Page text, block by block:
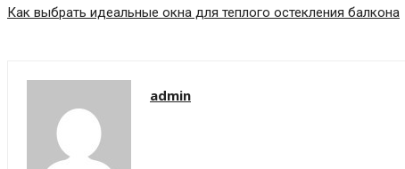
Как выбрать идеальные окна для теплого остекления балкона
admin